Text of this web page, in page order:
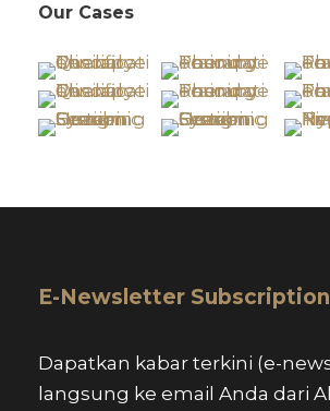
Our Cases
E-Newsletter Subscription
Dapatkan kabar terkini (e-
langsung ke email Anda dari